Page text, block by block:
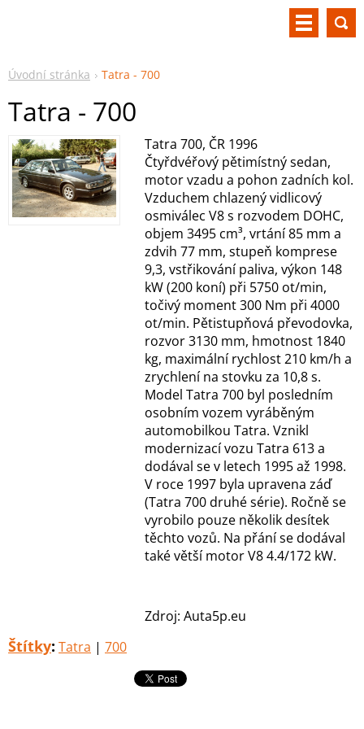
Úvodní stránka Tatra - 700
Tatra - 700
Tatra 700, ČR 1996
Čtyřdvéřový pětimístný sedan,
motor vzadu a pohon zadních kol.
Vzduchem chlazený vidlicový
osmiválec V8 s rozvodem DOHC,
objem 3495 cm³, vrtání 85 mm a
zdvih 77 mm, stupeň komprese
9,3, vstřikování paliva, výkon 148
kW (200 koní) při 5750 ot/min,
točivý moment 300 Nm při 4000
ot/min. Pětistupňová převodovka,
rozvor 3130 mm, hmotnost 1840
kg, maximální rychlost 210 km/h a
zrychlení na stovku za 10,8 s.
Model Tatra 700 byl posledním
osobním vozem vyráběným
automobilkou Tatra. Vznikl
modernizací vozu Tatra 613 a
dodával se v letech 1995 až 1998.
V roce 1997 byla upravena záď
(Tatra 700 druhé série). Ročně se
vyrobilo pouze několik desítek
těchto vozů. Na přání se dodával
také větší motor V8 4.4/172 kW.
Zdroj: Auta5p.eu
Štítky: Tatra | 700